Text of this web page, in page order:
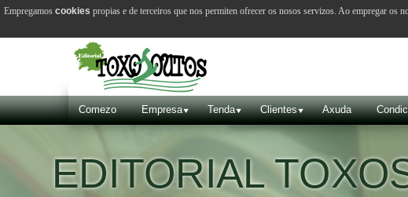
Comezo Empresa Tenda Clientes Axuda
EDITORIAL
Empregamos cookies propias e de terceiros que nos permiten ofrecer os nosos servizos. Ao empregar os